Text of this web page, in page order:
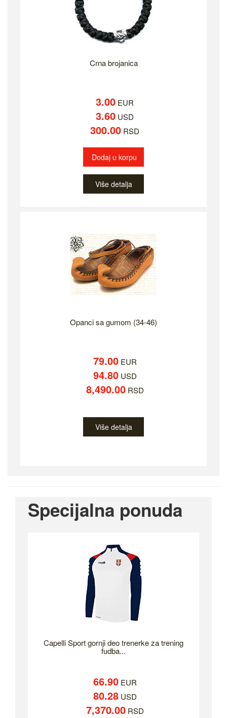
Crna brojanica
3.00 EUR
3.60 USD
300.00 RSD
Dodaj u korpu
Više detalja
Opanci sa gumom (34-46)
79.00EUR
94.80USD
8,490.00RSD
Više detalja
Specijalna ponuda
Capelli Sport gornji deo trenerke za trening
fudba...
66.90EUR
80.28USD
7,370.00RSD